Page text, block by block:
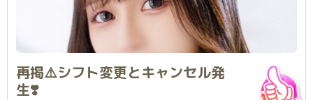
再掲⚠️シフト変更とキャンセル発
生❣️